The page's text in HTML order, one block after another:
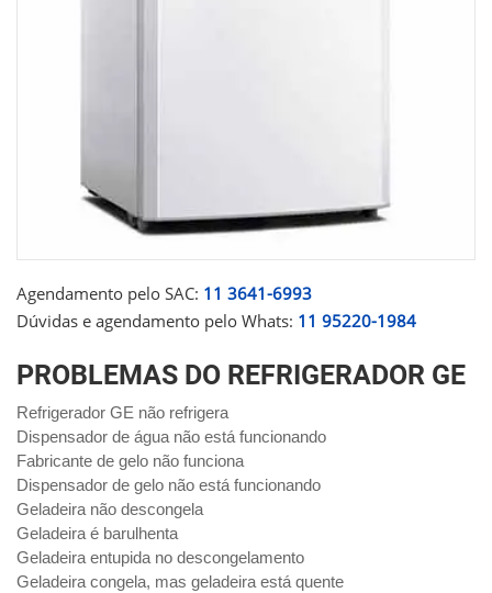
Agendamento pelo SAC: 11 3641-6993
Dúvidas e agendamento pelo Whats: 11 95220-1984
PROBLEMAS DO REFRIGERADOR GE
Refrigerador GE não refrigera
Dispensador de água não está funcionando
Fabricante de gelo não funciona
Dispensador de gelo não está funcionando
Geladeira não descongela
Geladeira é barulhenta
Geladeira entupida no descongelamento
Geladeira congela, mas geladeira está quente